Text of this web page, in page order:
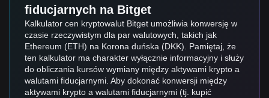
fiducjarnych na Bitget
Kalkulator cen kryptowalut Bitget umożliwia konwersję w
czasie rzeczywistym dla par walutowych, takich jak
Ethereum (ETH) na Korona duńska (DKK). Pamiętaj, że
ten kalkulator ma charakter wyłącznie informacyjny i służy
do obliczania kursów wymiany między aktywami krypto a
walutami fiducjarnymi. Aby dokonać konwersji między
aktywami krypto a walutami fiducjarnymi (tj. kupić